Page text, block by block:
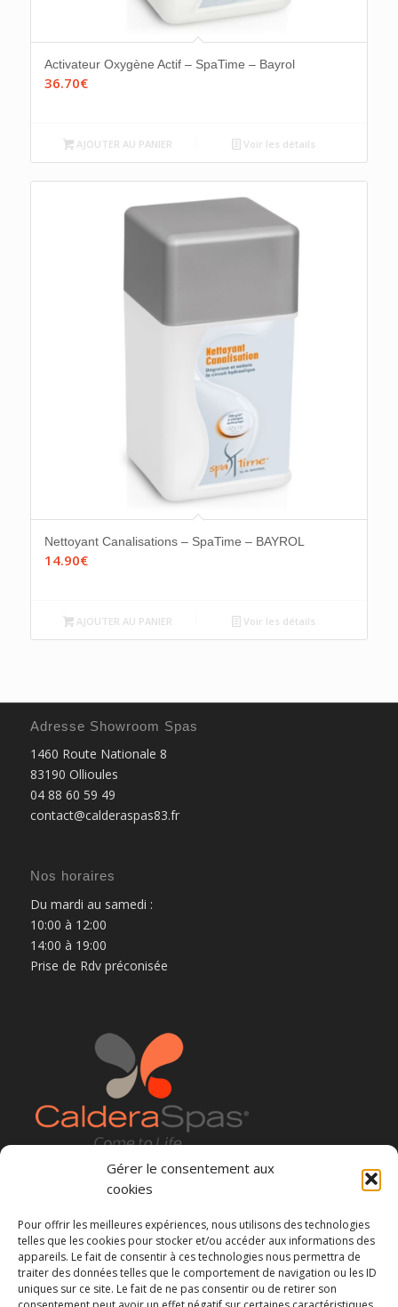
Gérer le consentement aux
cookies
Pour offrir les meilleures expériences, nous utilisons des technologies
telles que les cookies pour stocker et/ou accéder aux informations des
appareils. Le fait de consentir à ces technologies nous permettra de
traiter des données telles que le comportement de navigation ou les ID
uniques sur ce site. Le fait de ne pas consentir ou de retirer son
Activateur Oxygène Actif – SpaTime – Bayrol
36.70€
AJOUTER AU PANIER Voir les détails
Nettoyant Canalisations – SpaTime – BAYROL
14.90€
AJOUTER AU PANIER Voir les détails
Adresse Showroom Spas
1460 Route Nationale 8
83190 Ollioules
04 88 60 59 49
contact@calderaspas83.fr
Nos horaires
Du mardi au samedi :
10:00 à 12:00
14:00 à 19:00
Prise de Rdv préconisée
Restez informé des nouveautés :